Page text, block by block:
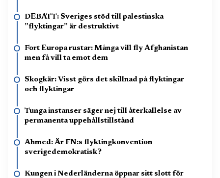
DEBATT: Sveriges stöd till palestinska
”flyktingar” är destruktivt
Fort Europa rustar: Många vill fly Afghanistan
men få vill ta emot dem
Skogkär: Visst görs det skillnad på flyktingar
och flyktingar
Tunga instanser säger nej till återkallelse av
permanenta uppehållstillstånd
Ahmed: Är FN:s flyktingkonvention
sverigedemokratisk?
Kungen i Nederländerna öppnar sitt slott för